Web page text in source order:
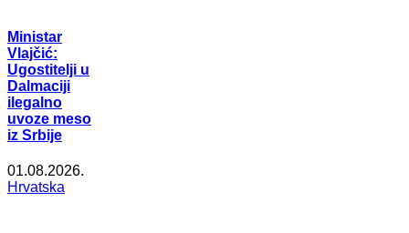
Ministar
Vlajčić:
Ugostitelji u
Dalmaciji
ilegalno
uvoze meso
iz Srbije
01.08.2026.
Hrvatska